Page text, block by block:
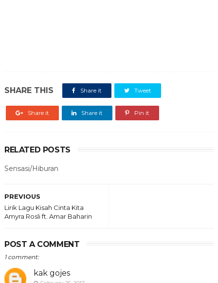
SHARE THIS Share it Tweet
Share it Share it Pin it
RELATED POSTS
Sensasi/Hiburan
PREVIOUS
Lirik Lagu Kisah Cinta Kita
Amyra Rosli ft. Amar Baharin
POST A COMMENT
1 comment:
kak gojes